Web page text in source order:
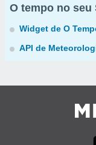
O tempo no seu
Widget de O
API de